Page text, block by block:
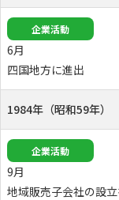
企業活動
6月
四国地方に進出
1984年（昭和59年）
企業活動
9月
地域販売子会社の設